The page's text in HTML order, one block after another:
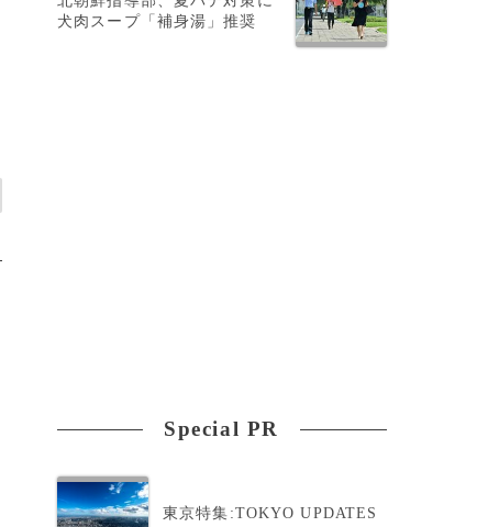
犬肉スープ「補身湯」推奨
Special PR
東京特集:TOKYO UPDATES